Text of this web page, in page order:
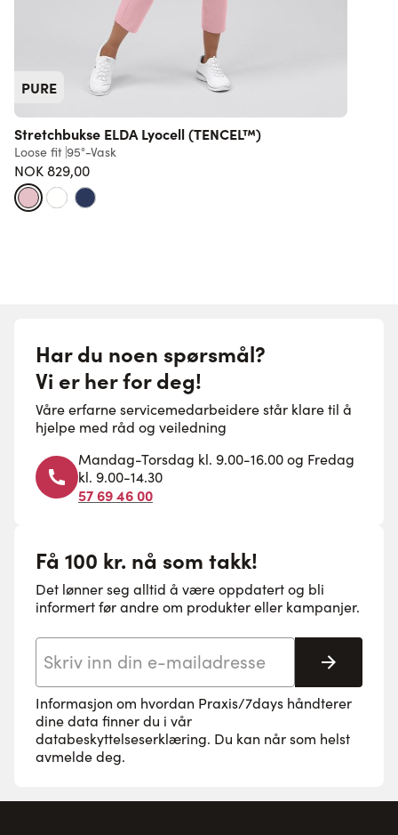
PURE
Stretchbukse ELDA Lyocell (TENCEL™)
Loose fit 95°-Vask
NOK 829,00
Har du noen spørsmål?
Vi er her for deg!
Våre erfarne servicemedarbeidere står klare til å
hjelpe med råd og veiledning
Mandag-Torsdag kl. 9.00-16.00 og Fredag
kl. 9.00-14.30
57 69 46 00
Få 100 kr. nå som takk!
Det lønner seg alltid å være oppdatert og bli
informert før andre om produkter eller kampanjer.
Informasjon om hvordan Praxis/7days håndterer
dine data finner du i vår
databeskyttelseserklæring. Du kan når som helst
avmelde deg.